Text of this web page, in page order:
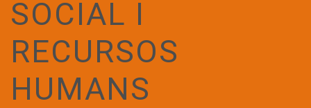
SOCIAL I
RECURSOS
HUMANS